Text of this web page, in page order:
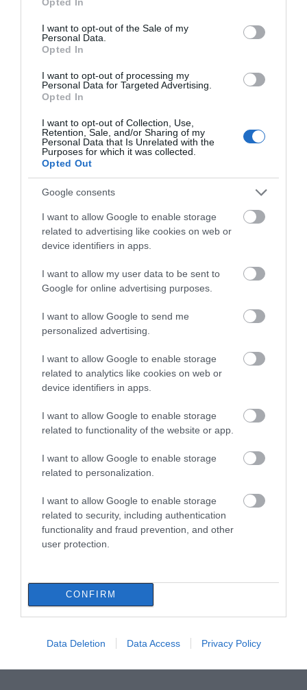
use your data for below specified purposes in below Google
consent section.
I want to opt-out of the Sale of my
Personal Data.
Opted In
I want to opt-out of processing my
Personal Data for Targeted Advertising.
Opted In
I want to opt-out of Collection, Use,
Retention, Sale, and/or Sharing of my
Personal Data that Is Unrelated with the
Purposes for which it was collected.
Opted Out
Google consents
I want to allow Google to enable storage
related to advertising like cookies on web or
device identifiers in apps.
I want to allow my user data to be sent to
Google for online advertising purposes.
I want to allow Google to send me
personalized advertising.
I want to allow Google to enable storage
related to analytics like cookies on web or
device identifiers in apps.
I want to allow Google to enable storage
related to functionality of the website or app.
I want to allow Google to enable storage
related to personalization.
I want to allow Google to enable storage
related to security, including authentication
functionality and fraud prevention, and other
user protection.
CONFIRM
Data Deletion Data Access Privacy Policy
δασκάλων στην Εύβοια – Το θέμα
πάει στην βουλή
Έρχεται ισχυρό κύμα ζέστης:
Πότε η θερμοκρασία θα χτυπήσει
06.08.2026 | 16:30
Εύβοια: Τέλος στις παράνομες
χωματερές – Έρχονται πρόστιμα
για όσους πετούν ογκώδη
απορρίμματα
06.08.2026 | 16:15
Συγκίνηση στην Εύβοια:
Νέοι από τη Ρουμανία
συνόδευσαν την Ιερή
Εικόνα
της Εύβοιας: Δείτε τι
έγινε χθες το βράδυ